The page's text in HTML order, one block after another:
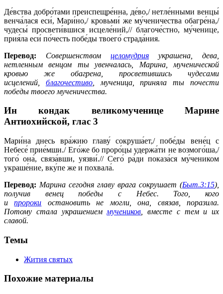
Де́вства добро́тами преиспещре́нна, де́во,/ нетле́нными венцы́
венча́лася еси́, Мари́но,/ кровьми́ же му́ченичества обагре́на,/
чудесы́ просвети́вшися исцеле́ний,// благоче́стно, му́ченице,
прия́ла еси́ по́честь побе́ды твоего́ страда́ния.
Перевод:
Совершенством целомудрия
украшена, дева,
нетленным венцом ты увенчалась, Марина, мученической
кровью же обагрена, просветившись чудесами
исцелений,
благочестиво, мученица, приняла ты почести
победы твоего мученичества.
Ин кондак великомученице Марине
Антиохийской, глас 3
Мари́на днесь вра́жию главу́ сокруша́ет,/ побе́ды вене́ц с
Небесе́ прие́мши./ Его́же бо проро́цы удержа́ти не возмого́ша,/
того́ она́, связа́вши, уязви́.// Сего́ ра́ди показа́ся му́чеником
украше́ние, вку́пе же и похвала́.
Перевод: Марина сегодня главу врага сокрушает (Быт.3:15),
получив венец победы с Небес. Того, кого
и
пророки
остановить не могли, она, связав, поразила.
Потому стала украшением мучеников , вместе с тем и их
славой.
Темы
Жития святых
Похожие материалы